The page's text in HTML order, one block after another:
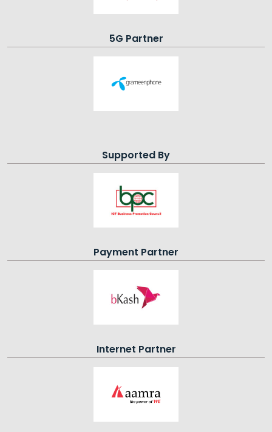
5G Partner
Supported By
Payment Partner
Internet Partner